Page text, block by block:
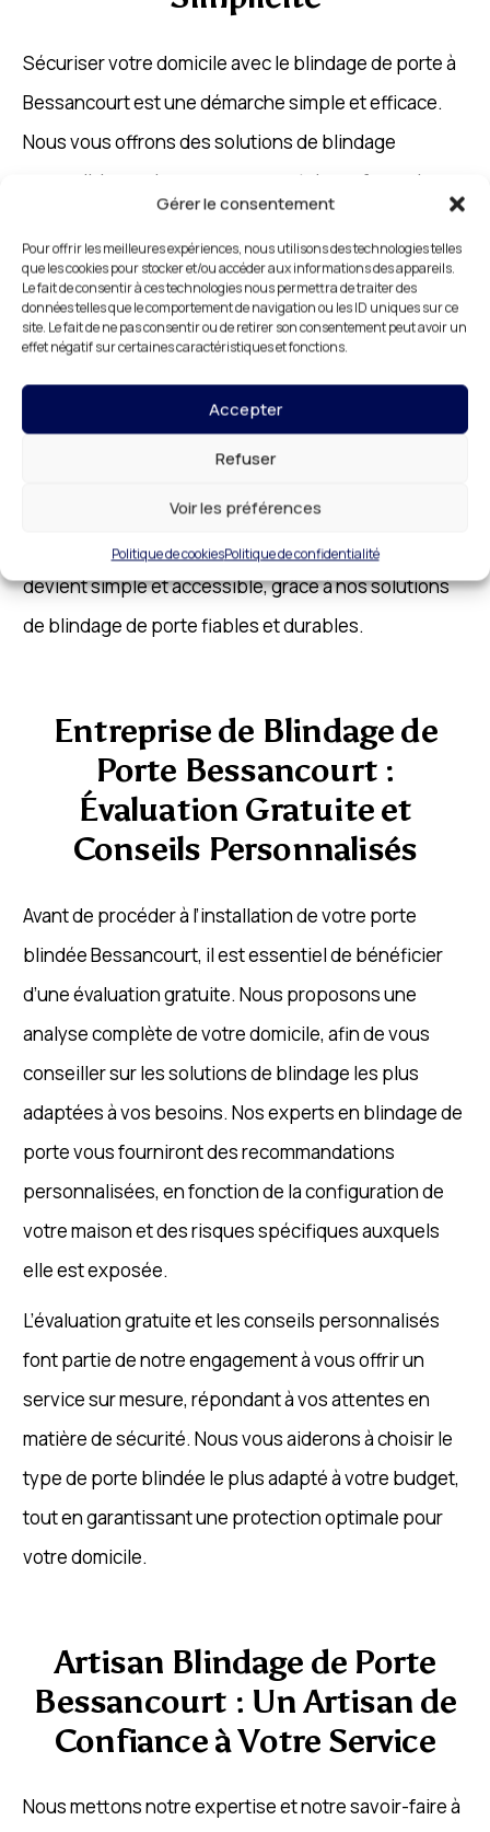
Gérer le consentement
Pour offrir les meilleures expériences, nous utilisons des technologies telles
que les cookies pour stocker et/ou accéder aux informations des appareils.
Le fait de consentir à ces technologies nous permettra de traiter des
données telles que le comportement de navigation ou les ID uniques sur ce
site. Le fait de ne pas consentir ou de retirer son consentement peut avoir un
effet négatif sur certaines caractéristiques et fonctions.
Accepter
Refuser
Voir les préférences
Politique de cookiesPolitique de confidentialité
Sécuriser votre domicile avec le blindage de porte à
Bessancourt est une démarche simple et efficace.
Nous vous offrons des solutions de blindage
accessibles, qui vous permettent de renforcer la
portes blindées sont conçues pour être faciles à
installer tout en offrant une protection maximale
contre les risques d’intrusion.
En optant pour le blindage de porte à Bessancourt,
vous bénéficiez d’une installation rapide, réalisée
par des professionnels qualifiés. Nous vous
garantissons un travail soigné et un résultat
conforme à vos attentes. Sécuriser votre domicile
devient simple et accessible, grâce à nos solutions
de blindage de porte fiables et durables.
Entreprise de Blindage de
Porte Bessancourt :
Évaluation Gratuite et
Conseils Personnalisés
Avant de procéder à l’installation de votre porte
blindée Bessancourt, il est essentiel de bénéficier
d’une évaluation gratuite. Nous proposons une
analyse complète de votre domicile, afin de vous
conseiller sur les solutions de blindage les plus
adaptées à vos besoins. Nos experts en blindage de
porte vous fourniront des recommandations
personnalisées, en fonction de la configuration de
votre maison et des risques spécifiques auxquels
elle est exposée.
L’évaluation gratuite et les conseils personnalisés
font partie de notre engagement à vous offrir un
service sur mesure, répondant à vos attentes en
matière de sécurité. Nous vous aiderons à choisir le
type de porte blindée le plus adapté à votre budget,
tout en garantissant une protection optimale pour
votre domicile.
Artisan Blindage de Porte
Bessancourt : Un Artisan de
Confiance à Votre Service
Nous mettons notre expertise et notre savoir-faire à